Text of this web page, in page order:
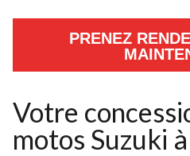
PRENEZ
Votre
motos Suzuki